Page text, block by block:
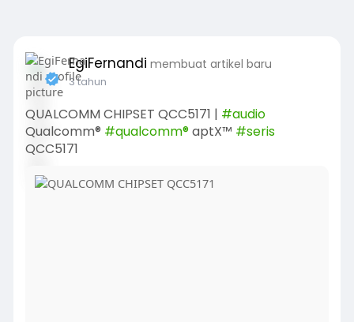
EgiFernandi membuat artikel baru
3 tahun
QUALCOMM CHIPSET QCC5171 | #audio
Qualcomm® #qualcomm®aptX™ #seris
QCC5171